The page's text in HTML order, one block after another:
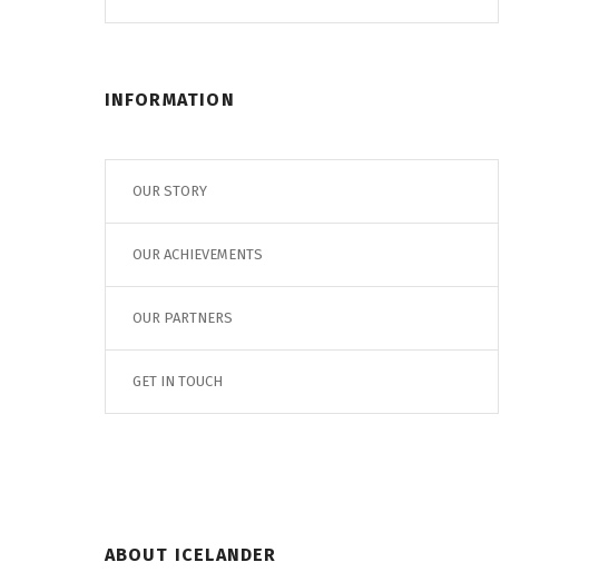
INFORMATION
OUR STORY
OUR ACHIEVEMENTS
OUR PARTNERS
GET IN TOUCH
ABOUT ICELANDER